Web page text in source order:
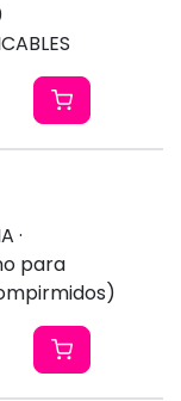
·
para